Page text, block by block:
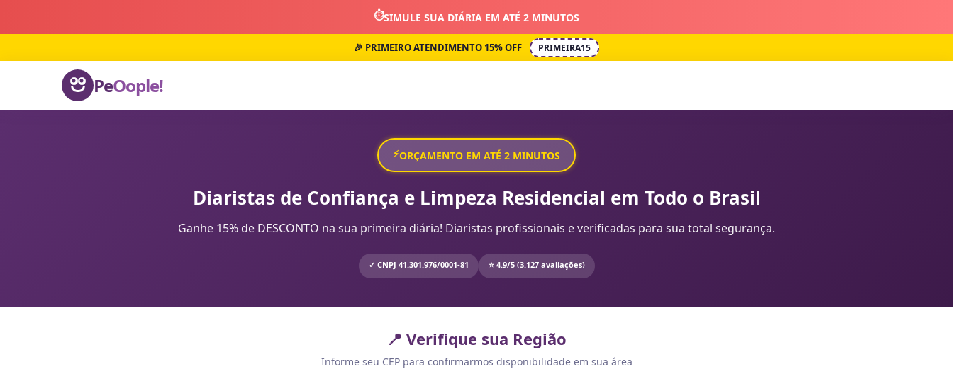
⏱️SIMULE SUA DIÁRIA EM ATÉ 2 MINUTOS
🎉 PRIMEIRO ATENDIMENTO 15% OFF PRIMEIRA15
PeOople!
⚡ORÇAMENTO EM ATÉ 2 MINUTOS
Diaristas de Confiança e Limpeza Residencial em Todo o Brasil
Ganhe 15% de DESCONTO na sua primeira diária! Diaristas profissionais e verificadas para sua total segurança.
✓ CNPJ 41.301.976/0001-81 ⭐ 4.9/5 (3.127 avaliações)
📍 Verifique sua Região
Informe seu CEP para confirmarmos disponibilidade em sua área